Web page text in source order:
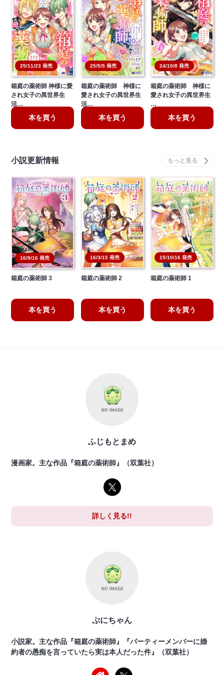
25/11/23 発売
箱庭の薬術師 神様に愛
され女子の異世界生
活…
本を買う
25/5/5 発売
箱庭の薬術師 神様に
愛され女子の異世界生
活…
本を買う
24/10/8 発売
箱庭の薬術師 神様に
愛され女子の異世界生
…
本を買う
小説更新情報
16/9/16 発売
箱庭の薬術師 3
本を買う
16/3/15 発売
箱庭の薬術師 2
本を買う
15/10/16 発売
箱庭の薬術師 1
本を買う
ふじもとまめ
漫画家。主な作品『箱庭の薬術師』（双葉社）
詳しく見る!!
ぷにちゃん
小説家。主な作品『箱庭の薬術師』『パーティーメンバーに婚
約者の愚痴を言っていたら実は本人だった件』（双葉社）